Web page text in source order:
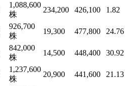
1,088,600
株
234,200 426,100 1.82
926,700
株
19,300 477,800 24.76
842,000
株
14,500 448,400 30.92
1,237,600
株
20,900 441,600 21.13